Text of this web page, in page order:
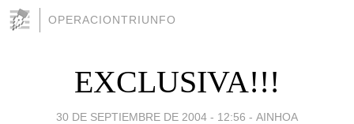
OPERACIONTRIUNFO
EXCLUSIVA!!!
30 DE SEPTIEMBRE DE 2004 - 12:56 - AINHOA